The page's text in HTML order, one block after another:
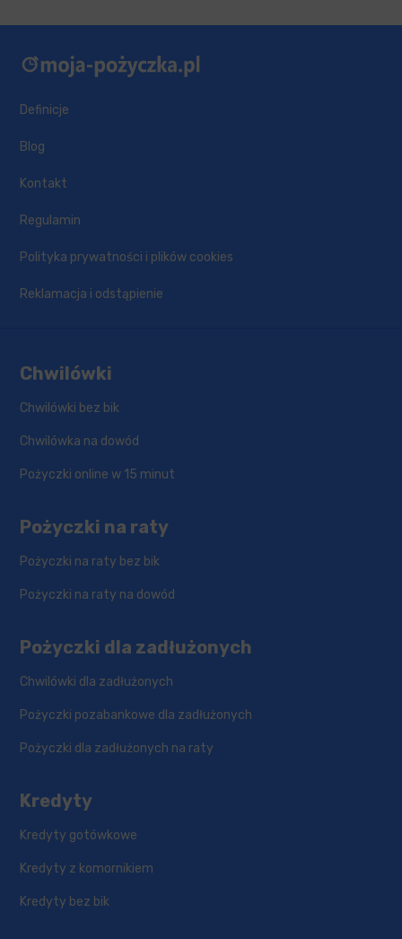
Definicje
Blog
Kontakt
Regulamin
Polityka prywatności i plików cookies
Reklamacja i odstąpienie
Chwilówki
Chwilówki bez bik
Chwilówka na dowód
Pożyczki online w 15 minut
Pożyczki na raty
Pożyczki na raty bez bik
Pożyczki na raty na dowód
Pożyczki dla zadłużonych
Chwilówki dla zadłużonych
Pożyczki pozabankowe dla zadłużonych
Pożyczki dla zadłużonych na raty
Kredyty
Kredyty gotówkowe
Kredyty z komornikiem
Kredyty bez bik